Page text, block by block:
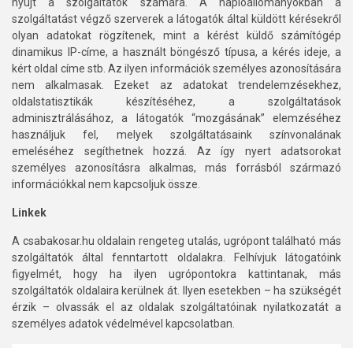
szolgáltatást végző szerverek a látogatók által küldött kérésekről
olyan adatokat rögzítenek, mint a kérést küldő számítógép
dinamikus IP-címe, a használt böngésző típusa, a kérés ideje, a
kért oldal címe stb. Az ilyen információk személyes azonosítására
nem alkalmasak. Ezeket az adatokat trendelemzésekhez,
oldalstatisztikák készítéséhez, a szolgáltatások
adminisztrálásához, a látogatók “mozgásának” elemzéséhez
használjuk fel, melyek szolgáltatásaink színvonalának
emeléséhez segíthetnek hozzá. Az így nyert adatsorokat
személyes azonosításra alkalmas, más forrásból származó
információkkal nem kapcsoljuk össze.
Linkek
A csabakosar.hu oldalain rengeteg utalás, ugrópont található más
szolgáltatók által fenntartott oldalakra. Felhívjuk látogatóink
figyelmét, hogy ha ilyen ugrópontokra kattintanak, más
szolgáltatók oldalaira kerülnek át. Ilyen esetekben – ha szükségét
érzik – olvassák el az oldalak szolgáltatóinak nyilatkozatát a
személyes adatok védelmével kapcsolatban.